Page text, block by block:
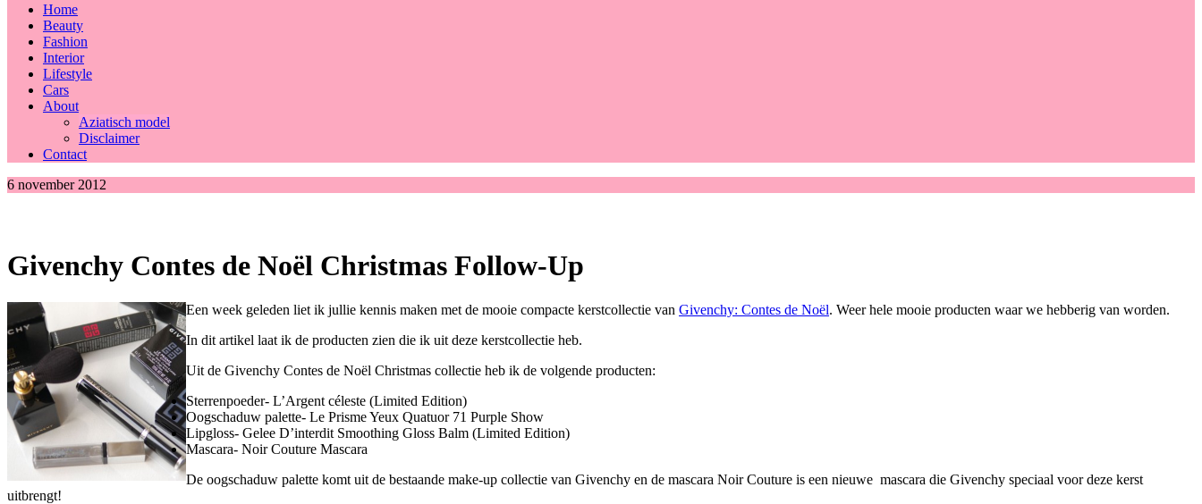
Home
Beauty
Fashion
Interior
Lifestyle
Cars
About
Aziatisch model
Disclaimer
Contact
6 november 2012
Givenchy Contes de Noël Christmas Follow-Up
Een week geleden liet ik jullie kennis maken met de mooie compacte kerstcollectie van Givenchy: Contes de Noël. Weer hele mooie producten waar we hebberig van worden.
In dit artikel laat ik de producten zien die ik uit deze kerstcollectie heb.
Uit de Givenchy Contes de Noël Christmas collectie heb ik de volgende producten:
Sterrenpoeder- L’Argent céleste (Limited Edition)
Oogschaduw palette- Le Prisme Yeux Quatuor 71 Purple Show
Lipgloss- Gelee D’interdit Smoothing Gloss Balm (Limited Edition)
Mascara- Noir Couture Mascara
De oogschaduw palette komt uit de bestaande make-up collectie van Givenchy en de mascara Noir Couture is een nieuwe mascara die Givenchy speciaal voor deze kerst
uitbrengt!